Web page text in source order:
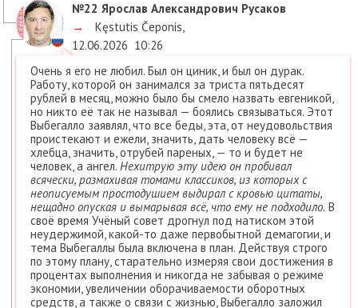
№22 Ярослав Александрович Русаков
→
Kęstutis Čeponis,
12.06.2026 10:26
Очень я его не любил. Был он циник, и был он дурак.
Работу, которой он занимался за триста пятьдесят
рублей в месяц, можно было бы смело назвать евгеникой,
но никто её так не называл — боялись связываться. Этот
Выбегалло заявлял, что все беды, эта, от неудовольствия
проистекают и ежели, значить, дать человеку всё —
хлебца, значить, отрубей пареных, — то и будет не
человек, а ангел. Нехитрую эту идею он пробивал
всячески, размахивая томами классиков, из которых с
неописуемым простодушием выдирал с кровью цитаты,
нещадно опуская и вымарывая всё, что ему не подходило. В
своё время Учёный совет дрогнул под натиском этой
неудержимой, какой-то даже первобытной демагогии, и
тема Выбегаллы была включена в план. Действуя строго
по этому плану, старательно измеряя свои достижения в
процентах выполнения и никогда не забывая о режиме
экономии, увеличении оборачиваемости оборотных
средств, а также о связи с жизнью, Выбегалло заложил